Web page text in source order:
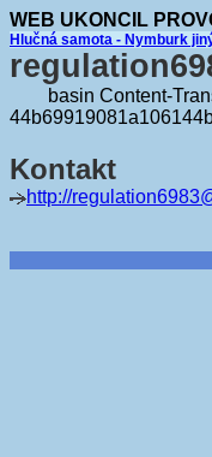
WEB UKONCIL
Hlučná samota - Nymburk
basin Content-
Kontakt
http://